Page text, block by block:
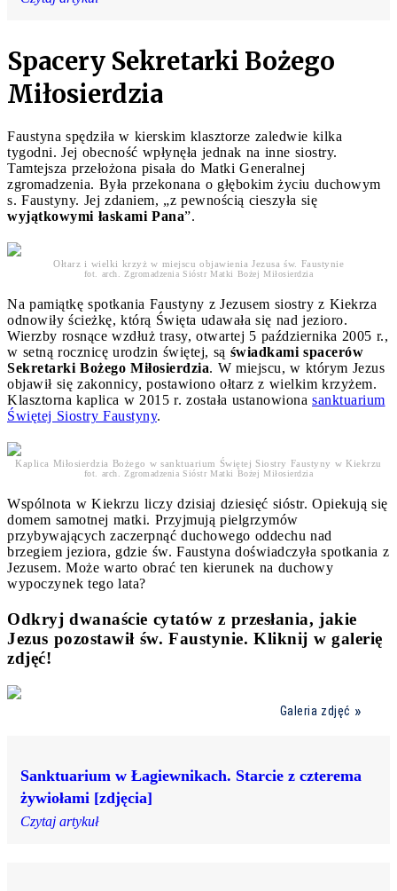
Spacery Sekretarki Bożego
Miłosierdzia
Faustyna spędziła w kierskim klasztorze zaledwie kilka
tygodni. Jej obecność wpłynęła jednak na inne siostry.
Tamtejsza przełożona pisała do Matki Generalnej
zgromadzenia. Była przekonana o głębokim życiu duchowym
s. Faustyny. Jej zdaniem, „z pewnością cieszyła się
wyjątkowymi łaskami Pana”.
Ołtarz i wielki krzyż w miejscu objawienia Jezusa św. Faustynie
fot. arch. Zgromadzenia Sióstr Matki Bożej Miłosierdzia
Na pamiątkę spotkania Faustyny z Jezusem siostry z Kiekrza
odnowiły ścieżkę, którą Święta udawała się nad jezioro.
Wierzby rosnące wzdłuż trasy, otwartej 5 października 2005 r.,
w setną rocznicę urodzin świętej, są świadkami spacerów
Sekretarki Bożego Miłosierdzia. W miejscu, w którym Jezus
objawił się zakonnicy, postawiono ołtarz z wielkim krzyżem.
Klasztorna kaplica w 2015 r. została ustanowiona sanktuarium
Świętej Siostry Faustyny.
Kaplica Miłosierdzia Bożego w sanktuarium Świętej Siostry Faustyny w Kiekrzu
fot. arch. Zgromadzenia Sióstr Matki Bożej Miłosierdzia
Wspólnota w Kiekrzu liczy dzisiaj dziesięć sióstr. Opiekują się
domem samotnej matki. Przyjmują pielgrzymów
przybywających zaczerpnąć duchowego oddechu nad
brzegiem jeziora, gdzie św. Faustyna doświadczyła spotkania z
Jezusem. Może warto obrać ten kierunek na duchowy
wypoczynek tego lata?
Odkryj dwanaście cytatów z przesłania, jakie
Jezus pozostawił św. Faustynie. Kliknij w galerię
zdjęć!
Galeria zdjęć
Sanktuarium w Łagiewnikach. Starcie z czterema
żywiołami [zdjęcia]
Czytaj artykuł